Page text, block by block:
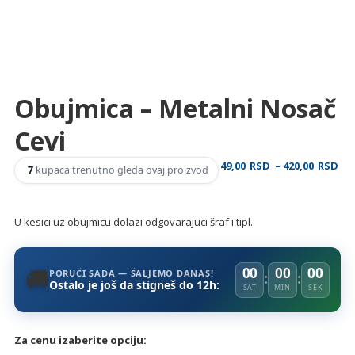
Obujmica – Metalni Nosač
Cevi
7kupaca trenutno gleda ovaj proizvod 49,00 RSD – 420,00 RSD
U kesici uz obujmicu dolazi odgovarajuci šraf i tipl.
🚚PORUČI SADA — ŠALJEMO DANAS!
Ostalo je još da stigneš do 12h:
00
SAT : 00
MIN : 00
SEK
Za cenu izaberite opciju: